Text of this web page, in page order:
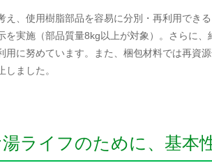
え、使用樹脂部品を容易に分別・再利用できる
を実施（部品質量8kg以上が対象）。さらに、
用に努めています。また、梱包材料では再資
しました。
ライフのために、基本